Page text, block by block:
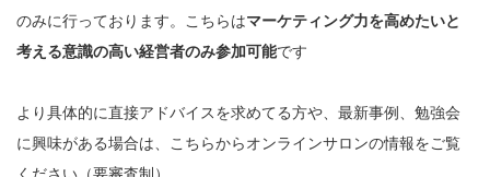
のみに行っております。こちらはマーケティング力を高めたいと
考える意識の高い経営者のみ参加可能です
より具体的に直接アドバイスを求めてる方や、最新事例、勉強会
に興味がある場合は、こちらからオンラインサロンの情報をご覧